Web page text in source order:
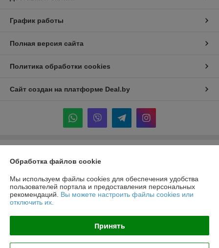
График работы
Полная версия сайта
Политика обработки cookies
Сайт создан на платформе Deal.by
г. Минск ул. Прушинских дом 6 , кв 133
Регистрационный номер ЕГР: 193513378
Регистрационный орган: Минский горисполком
Обработка файлов cookie
Мы используем файлы cookies для обеспечения удобства
пользователей портала и предоставления персональных
рекомендаций. Вы можете настроить файлы cookies или
отключить их.
Принять